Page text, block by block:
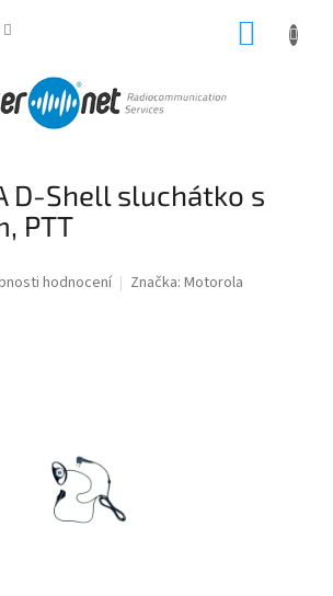
D-Shell sluchátko s
PTT
hodnocení Značka: Motorola